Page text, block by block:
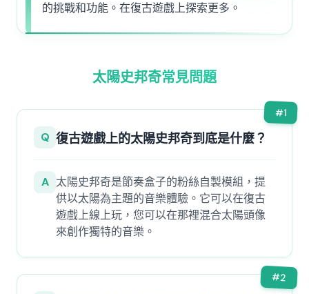
的挑戰和功能。在復古遊戲上探索更多。
太陽史邦奇常見問題
#1
Q 復古遊戲上的太陽史邦奇到底是什麼？
A 太陽史邦奇是節奏盒子的粉絲自製模組，提
供以太陽為主題的音樂體驗。它可以在復古
遊戲上線上玩，您可以在那裡混合太陽頭像
來創作獨特的音樂。
#2